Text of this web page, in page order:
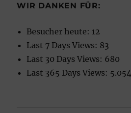
WIR DANKEN FÜR:
Besucher heute: 12
Last 7 Days Views: 83
Last 30 Days Views: 680
Last 365 Days Views: 5.054